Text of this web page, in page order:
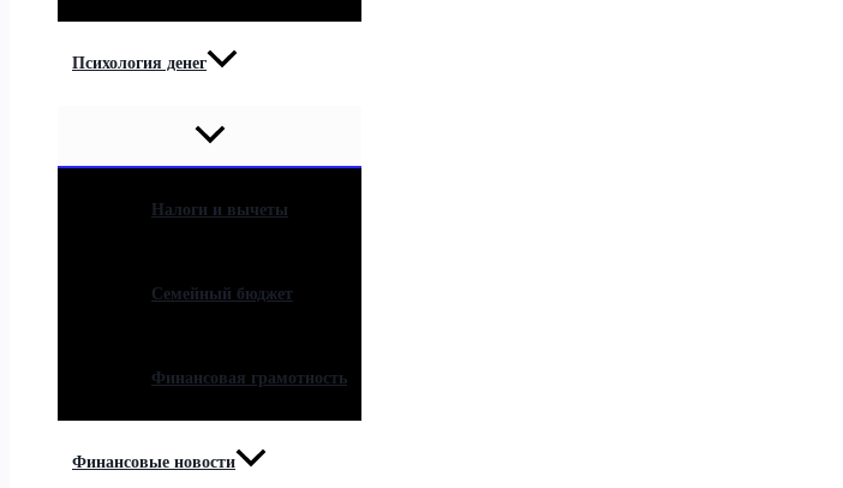
Психология денег
Налоги и вычеты
Семейный бюджет
Финансовая грамотность
Финансовые новости